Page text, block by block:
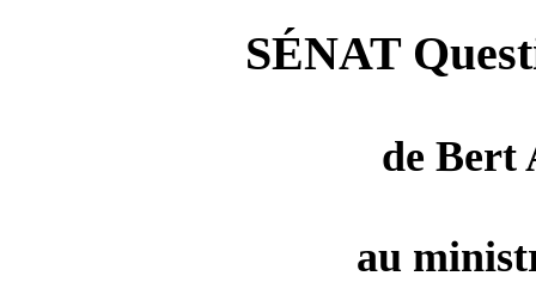
SÉNAT
de Bert
au